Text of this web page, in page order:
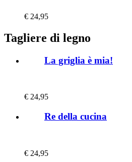
€ 24,95
Tagliere di legno
La griglia è mia!
€ 24,95
Re della cucina
€ 24,95